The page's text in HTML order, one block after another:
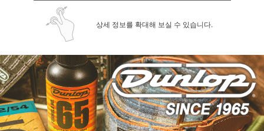
상세 정보를 확대해 보실 수 있습니다.